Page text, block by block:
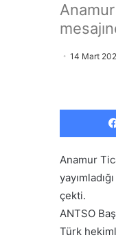
14 Mart
Anamur
çekti.
ANTSO
Türk